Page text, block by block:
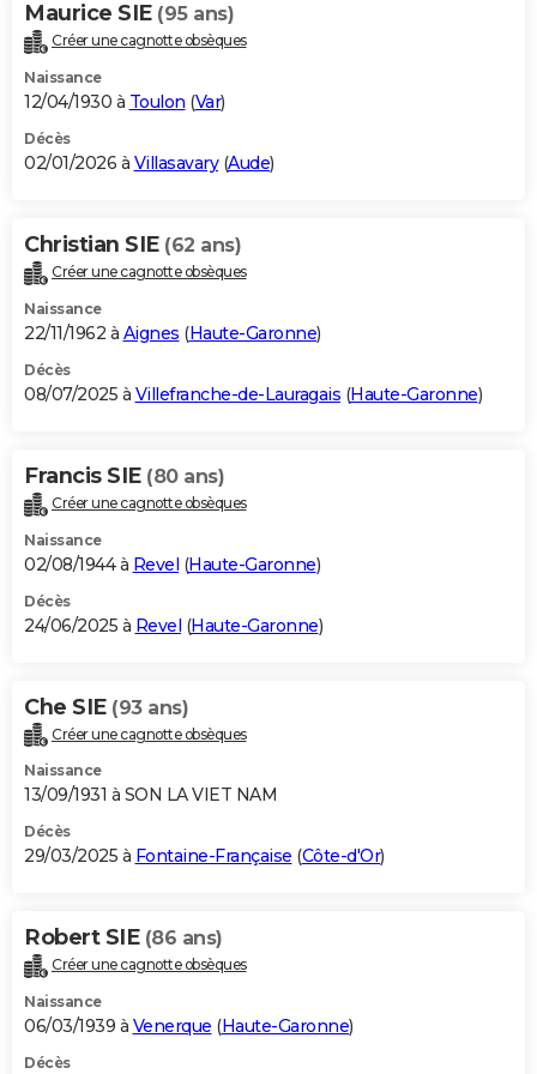
Carte de Noël
Carte Bonne année
Carte Saint-Valentin
Carte Pâques
Carte d'anniversaire
DICTIONNAIRE
Dictionnaire
Biographies
Citations
Expressions
Proverbes
PROGRAMME TV
S'inscrire
Se connecter
Lycées
Collèges
Primaires
Universités
Entreprises
Service militaire
Avis de recherche
AVIS DE DÉCÈS
Bricolage
Lifestyle
Culture
Sport
Auto
Television
Voyage
Cinema
Maurice SIE (95 ans)
Créer une cagnotte obsèques
Naissance
12/04/1930 à Toulon (Var)
Décès
02/01/2026 à Villasavary(Aude)
Christian SIE (62 ans)
Créer une cagnotte obsèques
Naissance
22/11/1962 à Aignes (Haute-Garonne)
Décès
08/07/2025 à Villefranche-de-Lauragais (Haute-Garonne)
Francis SIE (80 ans)
Créer une cagnotte obsèques
Naissance
02/08/1944 à Revel (Haute-Garonne)
Décès
24/06/2025 à Revel (Haute-Garonne)
Che SIE (93 ans)
Créer une cagnotte obsèques
Naissance
13/09/1931 à SON LA VIET NAM
Décès
29/03/2025 à Fontaine-Française (Côte-d'Or)
Robert SIE (86 ans)
Créer une cagnotte obsèques
Naissance
06/03/1939 à Venerque (Haute-Garonne)
Décès